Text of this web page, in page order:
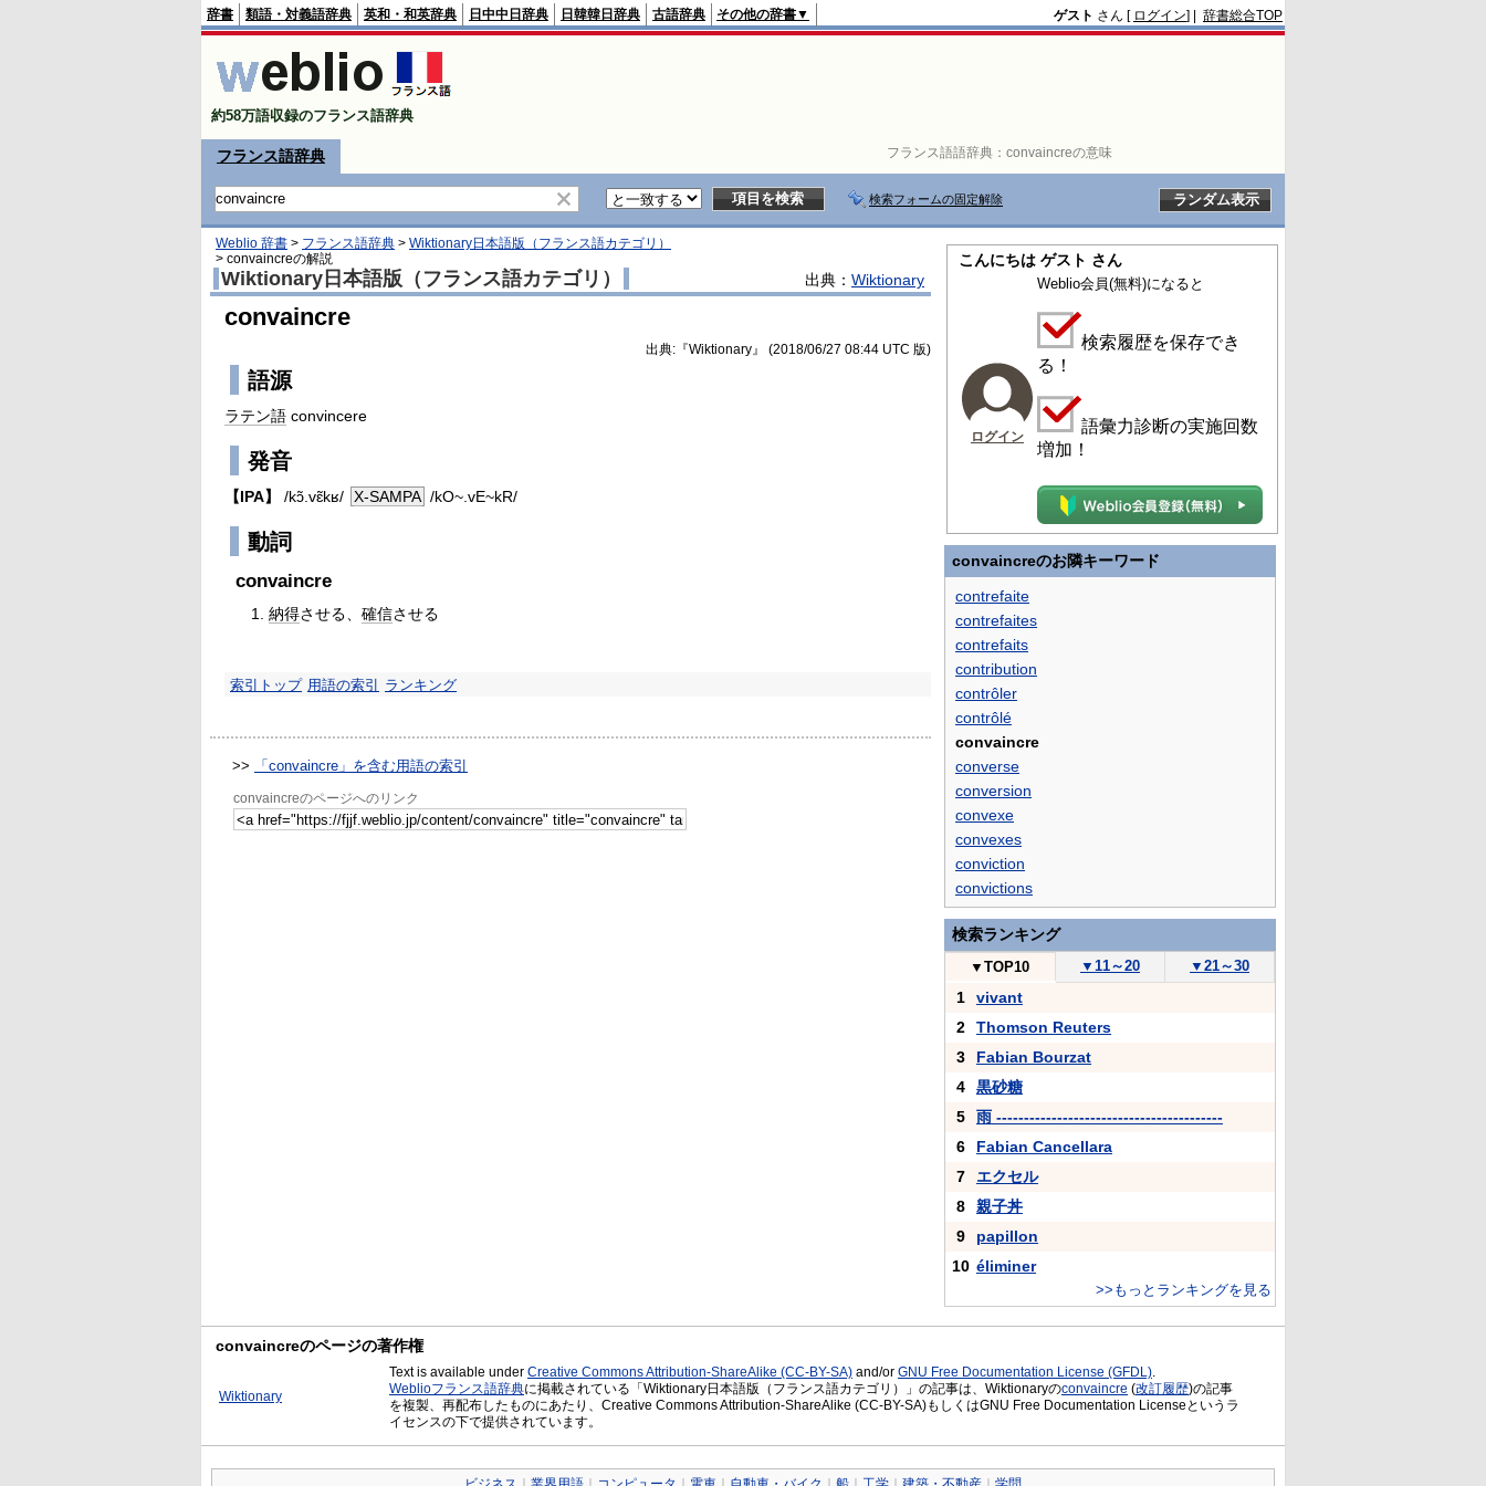
フランス語語辞典： convaincreの意味
辞書 類語・対義語辞典 英和・和英辞典 日中中日辞典 日韓韓日辞典 古語辞典 その他の辞書▼ ゲスト さん [ ログイン] | 辞書総合TOP
約58万語収録のフランス語辞典
フランス語辞典
検索フォームの固定解除
Weblio 辞書 > フランス語辞典 > Wiktionary日本語版（フランス語カテゴリ）
> convaincreの解説
Wiktionary日本語版（フランス語カテゴリ） 出典： Wiktionary
convaincre
出典:『Wiktionary』 (2018/06/27 08:44 UTC 版)
語源
ラテン語 convincere
発音
【IPA】 /kɔ̃.vɛ̃kʁ/ X-SAMPA /kO~.vE~kR/
動詞
convaincre
納得させる、 確信させる
索引トップ 用語の索引 ランキング
>> 「convaincre」を含む用語の索引
convaincreのページへのリンク
こんにちは ゲスト さん
ログイン
Weblio会員(無料)になると
検索履歴を保存でき
る！
語彙力診断の実施回数
増加！
convaincreのお隣キーワード
contrefaite
contrefaites
contrefaits
contribution
contrôler
contrôlé
convaincre
converse
conversion
convexe
convexes
conviction
convictions
検索ランキング
▼ TOP10 ▼ 11～20 ▼ 21～30
1
vivant
2
Thomson Reuters
3
Fabian Bourzat
4
黒砂糖
5
雨 -----------------------------------------
6
Fabian Cancellara
7
エクセル
8
親子丼
9
papillon
10 éliminer
>>もっとランキングを見る
convaincreのページの著作権
Wiktionary
Text is available under Creative Commons Attribution-ShareAlike (CC-BY-SA) and/or GNU Free Documentation License (GFDL).
Weblioフランス語辞典に掲載されている「Wiktionary日本語版（フランス語カテゴリ）」の記事は、Wiktionaryのconvaincre (改訂履歴)の記事
を複製、再配布したものにあたり、Creative Commons Attribution-ShareAlike (CC-BY-SA)もしくはGNU Free Documentation Licenseというラ
イセンスの下で提供されています。